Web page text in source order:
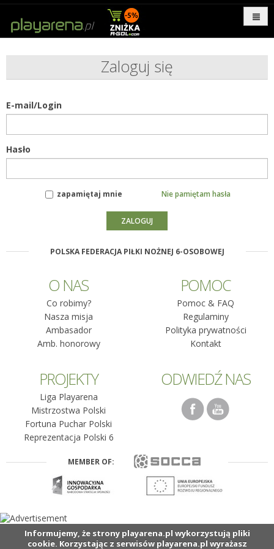
Zaloguj się
E-mail/Login
Hasło
zapamiętaj mnie Nie pamiętam hasła
POLSKA FEDERACJA PIŁKI NOŻNEJ 6-OSOBOWEJ
O NAS
Co robimy?
Nasza misja
Ambasador
Amb. honorowy
POMOC
Pomoc & FAQ
Regulaminy
Polityka prywatności
Kontakt
PROJEKTY
Liga Playarena
Mistrzostwa Polski
Fortuna Puchar Polski
Reprezentacja Polski 6
ODWIEDŹ NAS
MEMBER OF:
Informujemy, że strony playarena.pl wykorzystują pliki
cookie. Korzystając z serwisów playarena.pl wyrażasz